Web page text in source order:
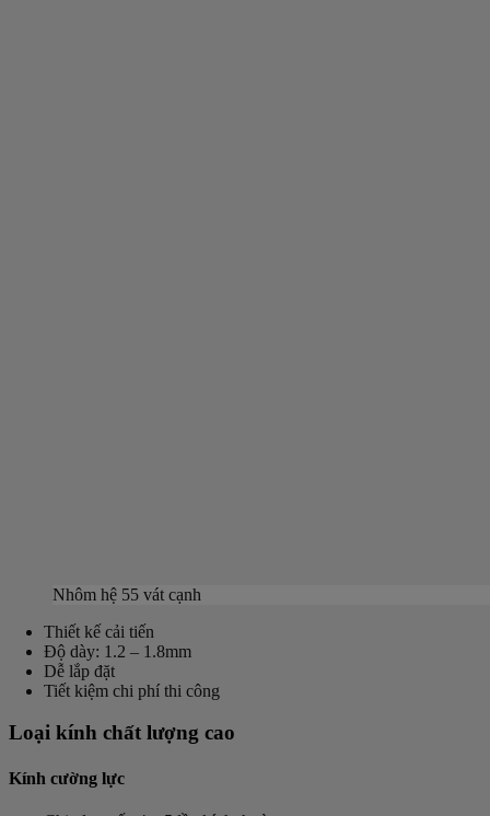
Nhôm hệ 55 vát cạnh
Thiết kế cải tiến
Độ dày: 1.2 – 1.8mm
Dễ lắp đặt
Tiết kiệm chi phí thi công
Loại kính chất lượng cao
Kính cường lực